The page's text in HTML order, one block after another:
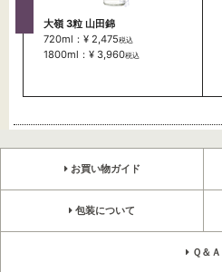
大嶺 3粒 山田錦
720ml：¥ 2,475税込
1800ml：¥ 3,960税込
お買い物ガイド
包装について
Ｑ＆Ａ